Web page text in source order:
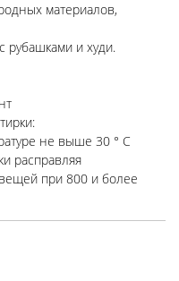
материалов,
рубашками и худи.
не выше 30 ° C
расправляя
при 800 и более